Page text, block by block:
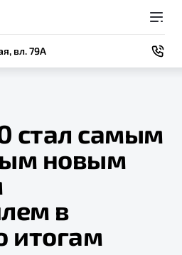
вл. 79А
Модели
стал самым
новым
в
итогам